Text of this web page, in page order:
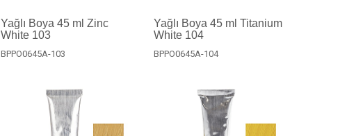
Yağlı Boya 45 ml Zinc
White 103
BPPO0645A-103
Yağlı Boya 45 ml Titanium
White 104
BPPO0645A-104